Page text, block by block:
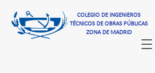
COLEGIO DE INGENIEROS
TÉCNICOS DE OBRAS PÚBLICAS
ZONA DE MADRID